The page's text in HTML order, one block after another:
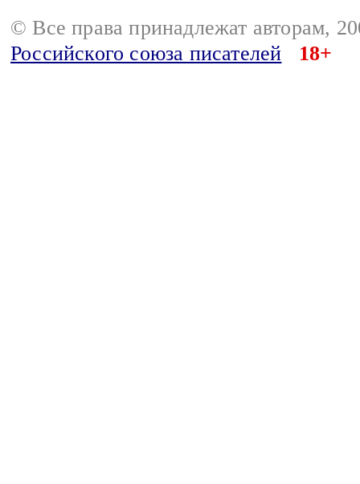
© Все права принадлежат авторам,
Российского союза писателей
18+